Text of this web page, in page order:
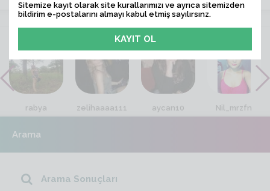
VİTRİN
rabya zelihaaaa111 aycan10 Nil_mrzfn
Arama
Arama Sonuçları
Sitemize kayıt olarak site kurallarımızı ve ayrıca sitemizden
bildirim e-postalarını almayı kabul etmiş sayılırsınz.